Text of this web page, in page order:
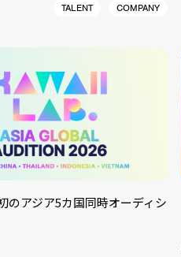
TALENT COMPANY
のアジア5カ国同時オーディシ